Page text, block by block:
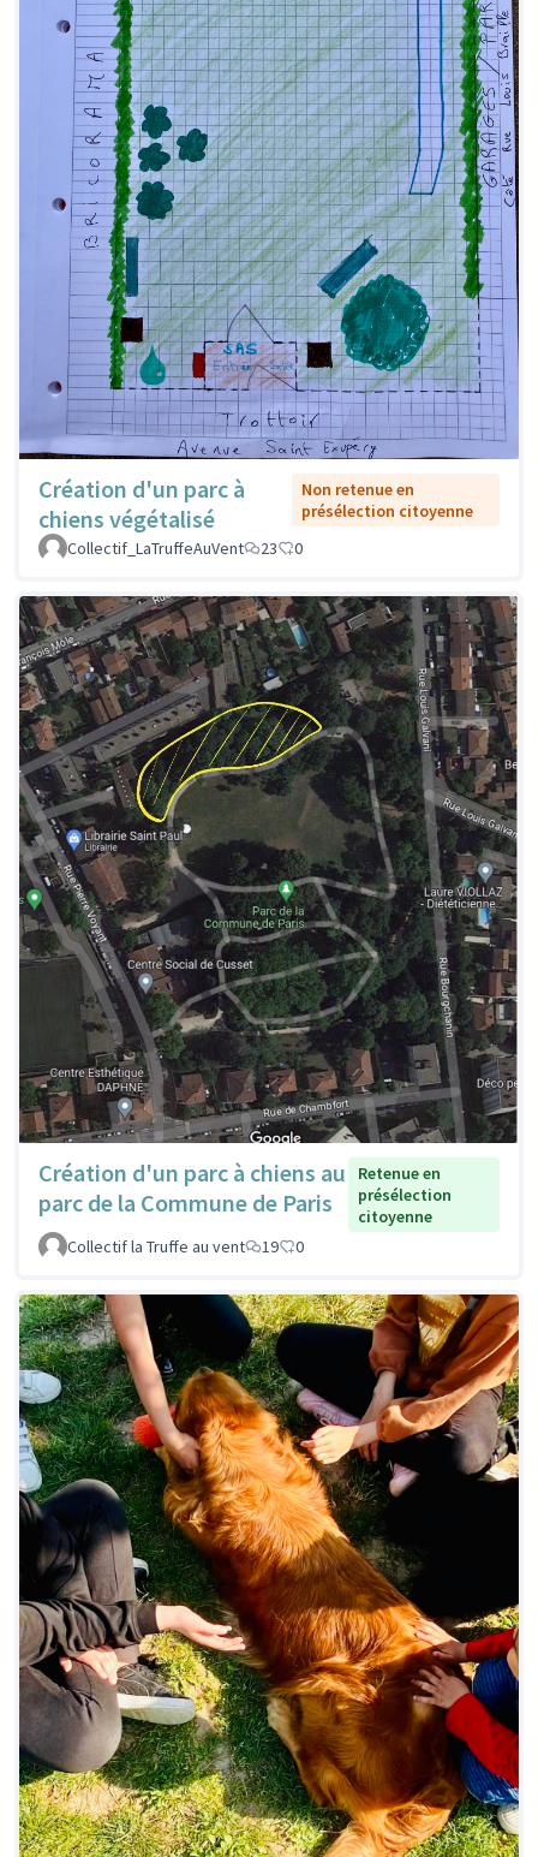
Création d'un parc à
chiens végétalisé
Non retenue en
présélection citoyenne
Collectif_LaTruffeAuVent
23 0
Création d'un parc à chiens au
parc de la Commune de Paris
Retenue en
présélection
citoyenne
Collectif la Truffe au vent
19 0